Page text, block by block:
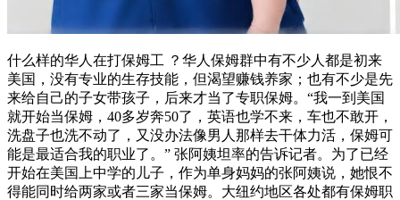
什么样的华人在打保姆工 ？华人保姆群中有不少人都是初来
美国，没有专业的生存技能，但渴望赚钱养家；也有不少是先
来给自己的子女带孩子，后来才当了专职保姆。“我一到美国
就开始当保姆，40多岁奔50了，英语也学不来，车也不敢开，
洗盘子也洗不动了，又没办法像男人那样去干体力活，保姆可
能是最适合我的职业了。” 张阿姨坦率的告诉记者。为了已经
开始在美国上中学的儿子，作为单身妈妈的张阿姨说，她恨不
得能同时给两家或者三家当保姆。大纽约地区各处都有保姆职